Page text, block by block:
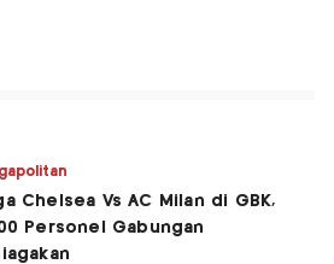
Chelsea Vs AC Milan di GBK,
Personel Gabungan